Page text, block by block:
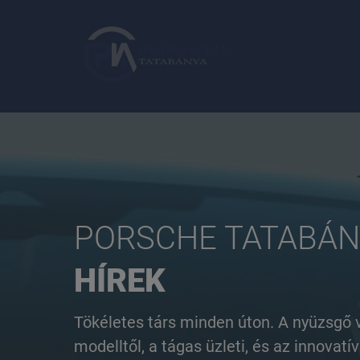
Volkswagen
Azonnal elvihető modelleink
Névjegy keresése
Gyorskereső
Ajánlat
Névjegy keresése Szolgáltatásaink
Áttekintés
PORSCHE
HÍREK
Tökéletes társ minden úton. A
modelltől, a tágas üzleti, és az